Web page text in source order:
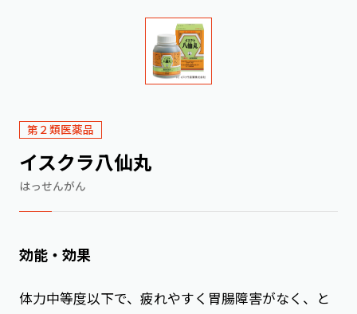
第２類医薬品
イスクラ八仙丸
はっせんがん
効能・効果
体力中等度以下で、疲れやすく胃腸障害がなく、と